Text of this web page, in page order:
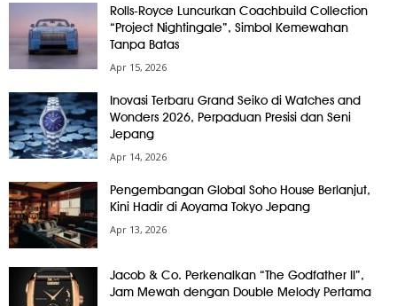
Rolls-Royce Luncurkan Coachbuild Collection
“Project Nightingale”, Simbol Kemewahan
Tanpa Batas
Apr 15, 2026
Inovasi Terbaru Grand Seiko di Watches and
Wonders 2026, Perpaduan Presisi dan Seni
Jepang
Apr 14, 2026
Pengembangan Global Soho House Berlanjut,
Kini Hadir di Aoyama Tokyo Jepang
Apr 13, 2026
Jacob & Co. Perkenalkan “The Godfather II”,
Jam Mewah dengan Double Melody Pertama